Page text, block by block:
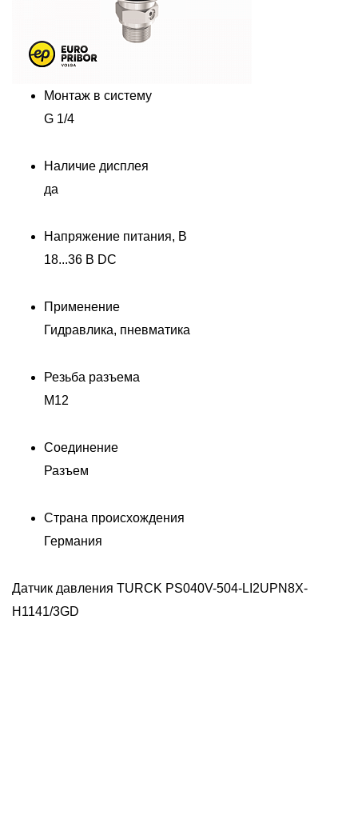
Монтаж в систему
G 1/4
Наличие дисплея
да
Напряжение питания, В
18...36 В DC
Применение
Гидравлика, пневматика
Резьба разъема
M12
Соединение
Разъем
Страна происхождения
Германия
Датчик давления TURCK PS040V-504-LI2UPN8X-
H1141/3GD